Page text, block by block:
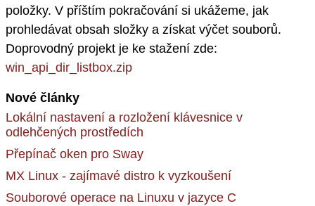
položky. V příštím pokračování si ukážeme, jak
prohledávat obsah složky a získat výčet souborů.
Doprovodný projekt je ke stažení zde:
win_api_dir_listbox.zip
Nové články
Lokální nastavení a rozložení klávesnice v
odlehčených prostředích
Přepínač oken pro Sway
MX Linux - zajímavé distro k vyzkoušení
Souborové operace na Linuxu v jazyce C